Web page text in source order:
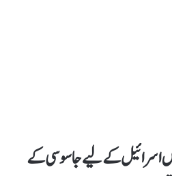
اسرائیل کے لیے جاسوسی کے